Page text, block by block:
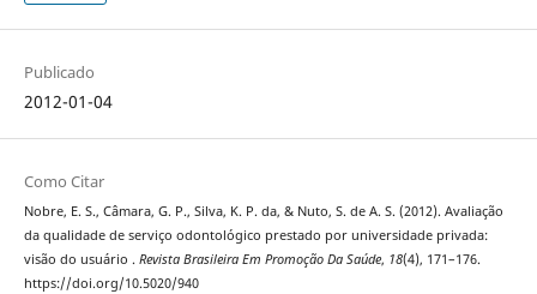
Publicado
2012-01-04
Como Citar
Nobre, E. S., Câmara, G. P., Silva, K. P. da, & Nuto, S. de A. S. (2012). Avaliação
da qualidade de serviço odontológico prestado por universidade privada:
visão do usuário . Revista Brasileira Em Promoção Da Saúde, 18(4), 171–176.
https://doi.org/10.5020/940